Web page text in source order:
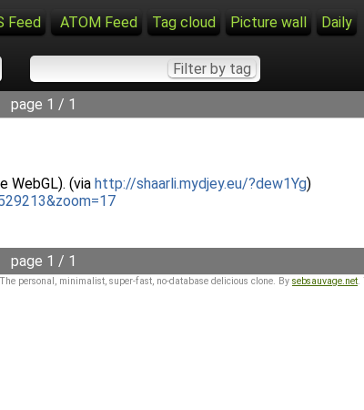
Feed ATOM Feed Tag cloud Picture wall Daily
page 1 / 1
WebGL). (via http://shaarli.mydjey.eu/?dew1Yg)
page 1 / 1
personal, minimalist, super-fast, no-database delicious clone. By sebsauvage.net.